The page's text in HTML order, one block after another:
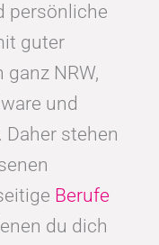
persönliche
guter
ganz NRW,
und
stehen
Berufe
du dich